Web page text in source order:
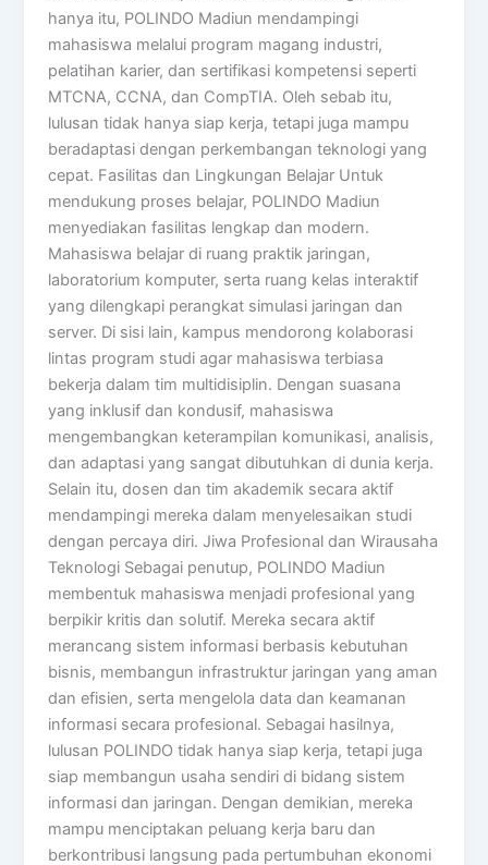
hanya itu, POLINDO Madiun mendampingi
mahasiswa melalui program magang industri,
pelatihan karier, dan sertifikasi kompetensi seperti
MTCNA, CCNA, dan CompTIA. Oleh sebab itu,
lulusan tidak hanya siap kerja, tetapi juga mampu
beradaptasi dengan perkembangan teknologi yang
cepat. Fasilitas dan Lingkungan Belajar Untuk
mendukung proses belajar, POLINDO Madiun
menyediakan fasilitas lengkap dan modern.
Mahasiswa belajar di ruang praktik jaringan,
laboratorium komputer, serta ruang kelas interaktif
yang dilengkapi perangkat simulasi jaringan dan
server. Di sisi lain, kampus mendorong kolaborasi
lintas program studi agar mahasiswa terbiasa
bekerja dalam tim multidisiplin. Dengan suasana
yang inklusif dan kondusif, mahasiswa
mengembangkan keterampilan komunikasi, analisis,
dan adaptasi yang sangat dibutuhkan di dunia kerja.
Selain itu, dosen dan tim akademik secara aktif
mendampingi mereka dalam menyelesaikan studi
dengan percaya diri. Jiwa Profesional dan Wirausaha
Teknologi Sebagai penutup, POLINDO Madiun
membentuk mahasiswa menjadi profesional yang
berpikir kritis dan solutif. Mereka secara aktif
merancang sistem informasi berbasis kebutuhan
bisnis, membangun infrastruktur jaringan yang aman
dan efisien, serta mengelola data dan keamanan
informasi secara profesional. Sebagai hasilnya,
lulusan POLINDO tidak hanya siap kerja, tetapi juga
siap membangun usaha sendiri di bidang sistem
informasi dan jaringan. Dengan demikian, mereka
mampu menciptakan peluang kerja baru dan
berkontribusi langsung pada pertumbuhan ekonomi